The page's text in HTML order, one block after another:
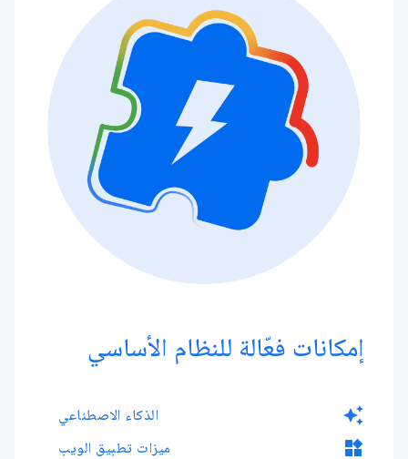
إمكانات فعّالة للنظام الأساسي
auto_awesome الذكاء الاصطناعي
widgets ميزات تطبيق الويب